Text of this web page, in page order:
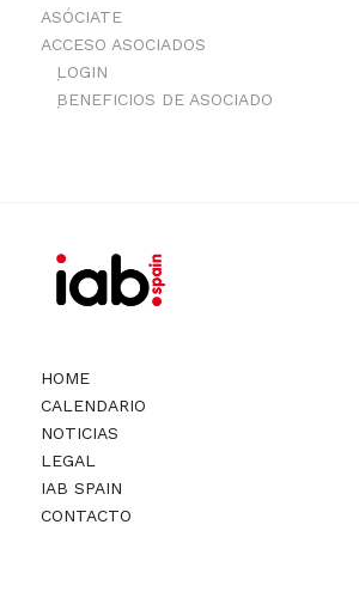
ASÓCIATE
ACCESO ASOCIADOS
LOGIN
BENEFICIOS DE ASOCIADO
HOME
CALENDARIO
NOTICIAS
LEGAL
IAB SPAIN
CONTACTO